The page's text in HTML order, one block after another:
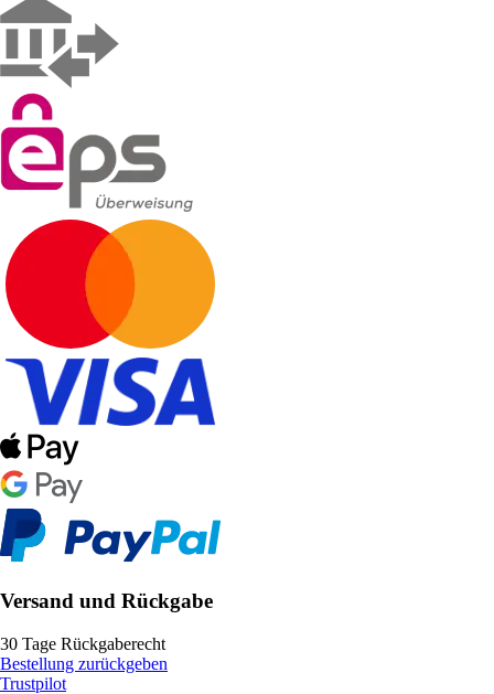
Versand und Rückgabe
30 Tage Rückgaberecht
Bestellung zurückgeben
Trustpilot